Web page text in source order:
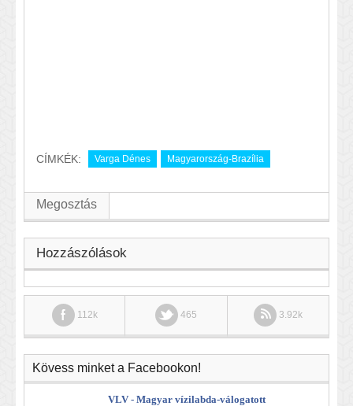
CÍMKÉK: Varga Dénes Magyarország-Brazília
Megosztás
Hozzászólások
112k 465 3.92k
Kövess minket a Facebookon!
VLV - Magyar vízilabda-válogatott